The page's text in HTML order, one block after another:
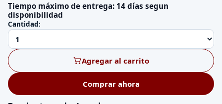
Tiempo máximo de entrega: 14 días segun
disponibilidad
Cantidad:
Agregar al carrito
Comprar ahora